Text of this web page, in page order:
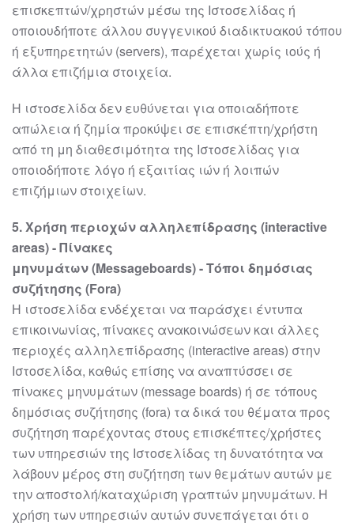
επισκεπτών/χρηστών μέσω της Ιστοσελίδας ή
οποιουδήποτε άλλου συγγενικού διαδικτυακού τόπου
ή εξυπηρετητών (servers), παρέχεται χωρίς ιούς ή
άλλα επιζήμια στοιχεία.
Η ιστοσελίδα δεν ευθύνεται για οποιαδήποτε
απώλεια ή ζημία προκύψει σε επισκέπτη/χρήστη
από τη μη διαθεσιμότητα της Ιστοσελίδας για
οποιοδήποτε λόγο ή εξαιτίας ιών ή λοιπών
επιζήμιων στοιχείων.
5. Χρήση περιοχών αλληλεπίδρασης (interactive
areas)-Πίνακες
μηνυμάτων(Messageboards)-Τόποι δημόσιας
συζήτησης (Fora)
Η ιστοσελίδα ενδέχεται να παράσχει έντυπα
επικοινωνίας, πίνακες ανακοινώσεων και άλλες
περιοχές αλληλεπίδρασης (interactive areas) στην
Ιστοσελίδα, καθώς επίσης να αναπτύσσει σε
πίνακες μηνυμάτων (message boards) ή σε τόπους
δημόσιας συζήτησης (fora) τα δικά του θέματα προς
συζήτηση παρέχοντας στους επισκέπτες/χρήστες
των υπηρεσιών της Ιστοσελίδας τη δυνατότητα να
λάβουν μέρος στη συζήτηση των θεμάτων αυτών με
την αποστολή/καταχώριση γραπτών μηνυμάτων. Η
χρήση των υπηρεσιών αυτών συνεπάγεται ότι ο